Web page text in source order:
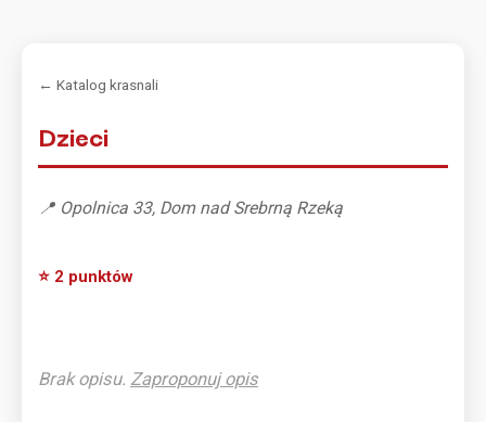
← Katalog krasnali
Dzieci
📍 Opolnica 33, Dom nad Srebrną Rzeką
⭐ 2 punktów
Brak opisu. Zaproponuj opis